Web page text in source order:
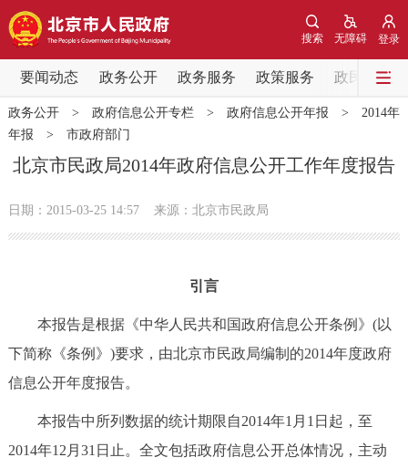
登录
无障碍
搜索
要闻动态 政务公开 政务服务 政策服务 政民互动
要闻动态
党中央精神 国务院信息 中央部委动态
北京要闻 会议信息 部门动态
各区热点
市领导 机构职能 政策服务
政策兑现
决策公开 专题公开
政务公开> 政府信息公开专栏> 政府信息公开年报 > 2014年
年报 > 市政府部门
北京市民政局2014年政府信息公开工作年度报告
日期：2015-03-25 14:57 来源：北京市民政局
引言
本报告是根据《中华人民共和国政府信息公开条例》(以
下简称《条例》)要求，由北京市民政局编制的2014年度政府
信息公开年度报告。
本报告中所列数据的统计期限自2014年1月1日起，至
2014年12月31日止。全文包括政府信息公开总体情况，主动